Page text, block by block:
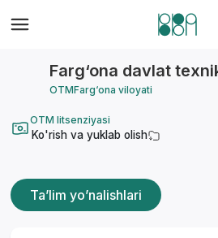
Farg‘ona davlat
OTMFarg‘ona viloyati
OTM litsenziyasi
Ko'rish va yuklab olish
Ta’lim yo’nalishlari